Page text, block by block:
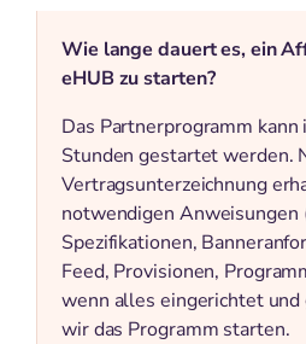
Wie lange dauert es, ein
eHUB zu starten?
Das Partnerprogramm
Stunden gestartet werden.
Vertragsunterzeichnung
notwendigen Anweisungen
Spezifikationen,
Feed, Provisionen,
wenn alles eingerichtet
wir das Programm starten.